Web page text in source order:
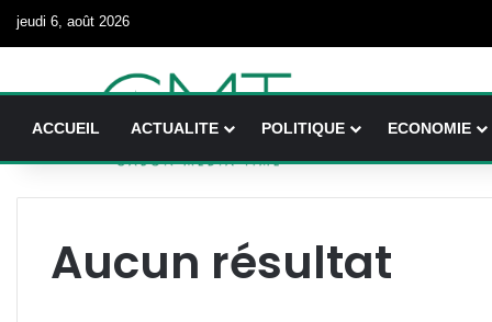
jeudi 6, août 2026
ACCUEIL ACTUALITE POLITIQUE ECONOMIE
Aucun résultat